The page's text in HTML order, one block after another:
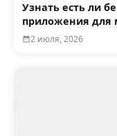
Узнать есть ли
приложения для
2 июля, 2026